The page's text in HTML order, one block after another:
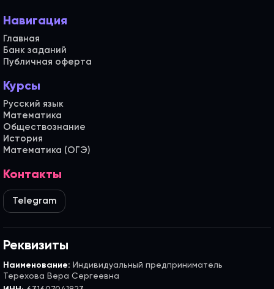
Навигация
Главная
Банк заданий
Публичная оферта
Курсы
Русский язык
Математика
Обществознание
История
Математика (ОГЭ)
Контакты
Telegram
Реквизиты
Наименование: Индивидуальный предприниматель
Терехова Вера Сергеевна